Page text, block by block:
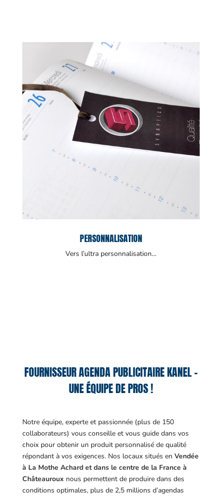
PERSONNALISATION
Vers l’ultra personnalisation…
FOURNISSEUR AGENDA PUBLICITAIRE KANEL –
UNE ÉQUIPE DE PROS !
Notre équipe, experte et passionnée (plus de 150
collaborateurs) vous conseille et vous guide dans vos
choix pour obtenir un produit personnalisé de qualité
répondant à vos exigences. Nos locaux situés en Vendée
à La Mothe Achard et dans le centre de la France à
Châteauroux nous permettent de produire dans des
conditions optimales, plus de 2,5 millions d’agendas